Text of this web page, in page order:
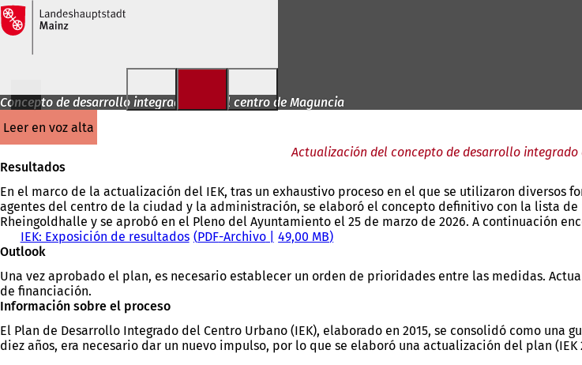
Saltar al contenido
Concepto de desarrollo integrado para el centro de Maguncia
leer en voz alta
Actualización del concepto de desarrollo integrado
Resultados
En el marco de la actualización del IEK, tras un exhaustivo proceso en el que se utilizaron
agentes del centro de la ciudad y la administración, se elaboró el concepto definitivo con la lista
Rheingoldhalle y se aprobó en el Pleno del Ayuntamiento el 25 de marzo de 2026. A continuación
IEK: Exposición de resultados PDF-Archivo
49,00 MB
Outlook
Una vez aprobado el plan, es necesario establecer un orden de prioridades entre las medidas.
de financiación.
Información sobre el proceso
El Plan de Desarrollo Integrado del Centro Urbano (IEK), elaborado en 2015, se consolidó como
diez años, era necesario dar un nuevo impulso, por lo que se elaboró una actualización del plan (IEK